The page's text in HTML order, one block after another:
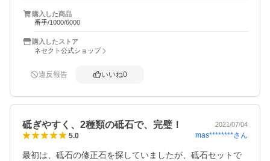
最初は「包丁を研ぐなんて難しそう」と思っていました
が、動画を見ながらやれば初心者でも十分使えました。安
い包丁でも切れ味が復活したので、買ってよかったです。
ます。
購入した商品
番手/1000/6000
購入したストア
ネセクト公式ショップ
違反報告 いいね0
砥ぎやすく、2種類の砥石で、完璧！ 2021/07/04
5.0 mas********さん
最初は、砥石の修正石を探していましたが、砥石セットで